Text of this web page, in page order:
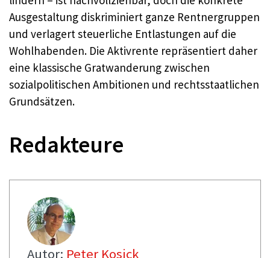
Ausgestaltung diskriminiert ganze Rentnergruppen
und verlagert steuerliche Entlastungen auf die
Wohlhabenden. Die Aktivrente repräsentiert daher
eine klassische Gratwanderung zwischen
sozialpolitischen Ambitionen und rechtsstaatlichen
Grundsätzen.
Redakteure
Autor: Peter Kosick